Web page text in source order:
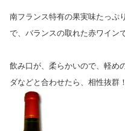
南フランス特有の果実味たっぷ
で、バランスの取れた赤ワイン
飲み口が、柔らかいので、 軽め
ダなどと合わせたら、相性抜群